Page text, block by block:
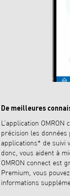
De meilleures
L’application
précision les données
applications* de suivi
donc, vous aident à
OMRON connect est
Premium, vous
informations